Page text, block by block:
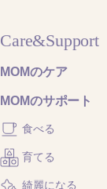
Care&Support
MOMのケア
MOMのサポート
食べる
育てる
綺麗になる